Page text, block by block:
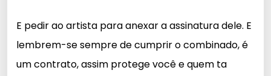
E pedir ao artista para anexar a assinatura dele. E
lembrem-se sempre de cumprir o combinado, é
um contrato, assim protege você e quem ta